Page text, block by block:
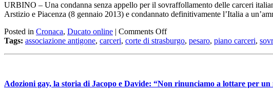
URBINO – Una condanna senza appello per il sovraffollamento delle carceri
Arstizio e Piacenza (8 gennaio 2013) e condannato definitivamente l’Italia a
Posted in Cronaca, Ducato online | Comments Off
Tags: associazione antigone, carceri, corte di strasburgo, pesaro, piano carceri,
Adozioni gay, la storia di Jacopo e Davide: “Non rinunciamo a lottare per